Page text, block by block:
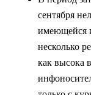
сентября
имеющейся
несколько
как высока